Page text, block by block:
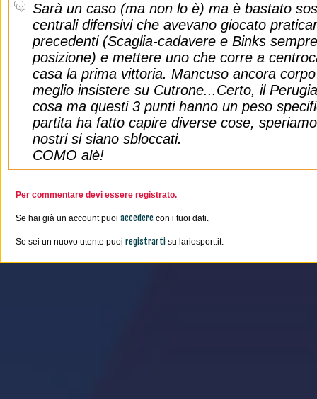
Sarà un caso (ma non lo è) ma è bastato
centrali difensivi che avevano giocato
precedenti (Scaglia-cadavere e Binks
posizione) e mettere uno che corre a
casa la prima vittoria. Mancuso ancora
meglio insistere su Cutrone...Certo, il
cosa ma questi 3 punti hanno un peso
partita ha fatto capire diverse cose,
nostri si siano sbloccati.
COMO alè!
Per commentare devi essere registrato.
Se hai già un account puoi accedere con i tuoi dati.
Se sei un nuovo utente puoi registrarti su lariosport.it.